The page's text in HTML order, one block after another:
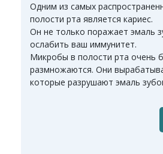
Одним из самых
полости рта является кариес.
Он не только поражает эмаль
ослабить ваш иммунитет.
Микробы в полости рта очень
размножаются. Они
которые разрушают эмаль